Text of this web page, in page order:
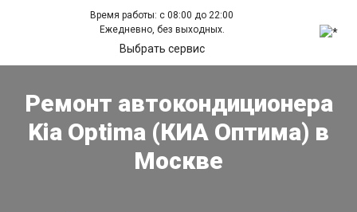
Время работы: с 08:00 до 22:00
Ежедневно, без выходных.
Выбрать сервис
Ремонт автокондиционера
Kia Optima (КИА Оптима) в
Москве